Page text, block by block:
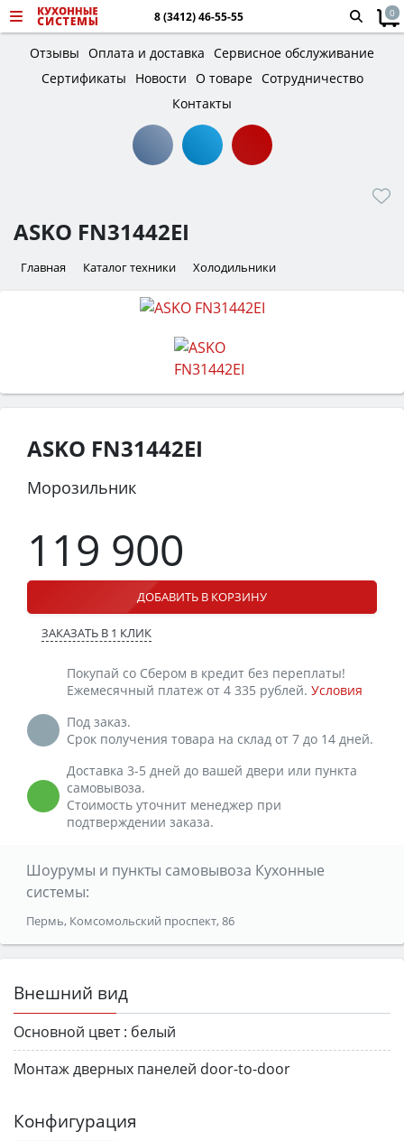
8 (3412) 46-55-55 0
Отзывы Оплата и доставка Сервисное обслуживание
Сертификаты
Новости О товаре Сотрудничество
Контакты
ASKO FN31442EI
Главная Каталог техники Холодильники
ASKO FN31442EI
Морозильник
119 900
ДОБАВИТЬ В КОРЗИНУ
ЗАКАЗАТЬ В 1 КЛИК
Покупай со Сбером в кредит без переплаты!
Ежемесячный платеж от 4 335 рублей. Условия
Под заказ.
Срок получения товара на склад от 7 до 14 дней.
Доставка 3-5 дней до вашей двери или пункта
самовывоза.
Стоимость уточнит менеджер при
подтверждении заказа.
Шоурумы и пункты самовывоза Кухонные
системы:
Пермь, Комсомольский проспект, 86
Внешний вид
Основной цвет : белый
Монтаж дверных панелей door-to-door
Конфигурация